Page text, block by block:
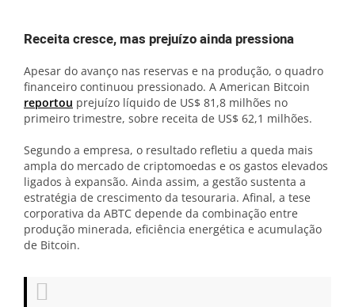
Receita cresce, mas prejuízo ainda pressiona
Apesar do avanço nas reservas e na produção, o quadro
financeiro continuou pressionado. A American Bitcoin
reportou prejuízo líquido de US$ 81,8 milhões no
primeiro trimestre, sobre receita de US$ 62,1 milhões.
Segundo a empresa, o resultado refletiu a queda mais
ampla do mercado de criptomoedas e os gastos elevados
ligados à expansão. Ainda assim, a gestão sustenta a
estratégia de crescimento da tesouraria. Afinal, a tese
corporativa da ABTC depende da combinação entre
produção minerada, eficiência energética e acumulação
de Bitcoin.